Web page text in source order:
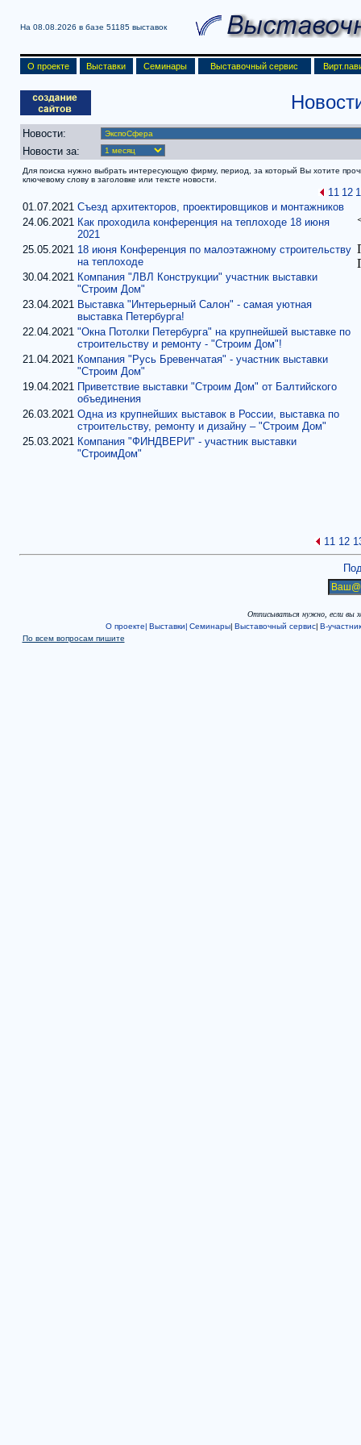
На 08.08.2026 в базе 51185 выставок
О проекте Выставки Семинары Выставочный сервис
Новости:
Новости за:
Для поиска нужно выбрать интересующую фирму, период, за который Вы хотите
ключевому слову в заголовке или тексте новости.
11 12
01.07.2021 Съезд архитекторов, проектировщиков и монтажников
24.06.2021 Как проходила конференция на теплоходе 18 июня
2021
25.05.2021 18 июня Конференция по малоэтажному строительству
на теплоходе
30.04.2021 Компания "ЛВЛ Конструкции" участник выставки
"Строим Дом"
23.04.2021 Выставка "Интерьерный Салон" - самая уютная
выставка Петербурга!
22.04.2021 "Окна Потолки Петербурга" на крупнейшей выставке по
строительству и ремонту - "Строим Дом"!
21.04.2021 Компания "Русь Бревенчатая" - участник выставки
"Строим Дом"
19.04.2021 Приветствие выставки "Строим Дом" от Балтийского
объединения
26.03.2021 Одна из крупнейших выставок в России, выставка по
строительству, ремонту и дизайну – "Строим Дом"
25.03.2021 Компания "ФИНДВЕРИ" - участник выставки
"СтроимДом"
11 12
Отписываться нужно, если вы
О проекте| Выставки| Семинары| Выставочный сервис| В-
По всем вопросам пишите